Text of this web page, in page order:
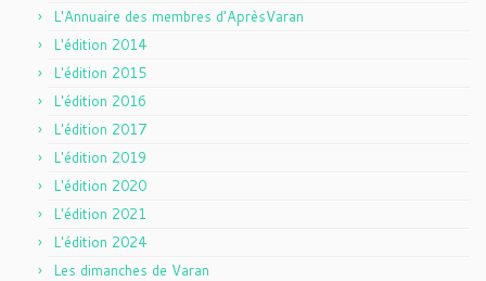
L'Annuaire des membres d'AprèsVaran
L'édition 2014
L'édition 2015
L'édition 2016
L'édition 2017
L'édition 2019
L'édition 2020
L'édition 2021
L'édition 2024
Les dimanches de Varan